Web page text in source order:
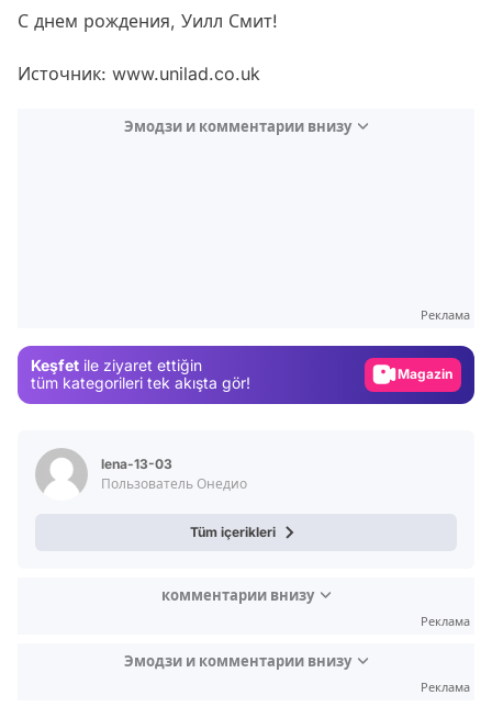
С днем рождения, Уилл Смит!
Источник: www.unilad.co.uk
Эмодзи и комментарии внизу
Реклама
Keşfet ile ziyaret ettiğin
tüm kategorileri tek akışta gör!
Video
lena-13-03
Пользователь Онедио
Tüm içerikleri
комментарии внизу
Реклама
Эмодзи и комментарии внизу
Реклама